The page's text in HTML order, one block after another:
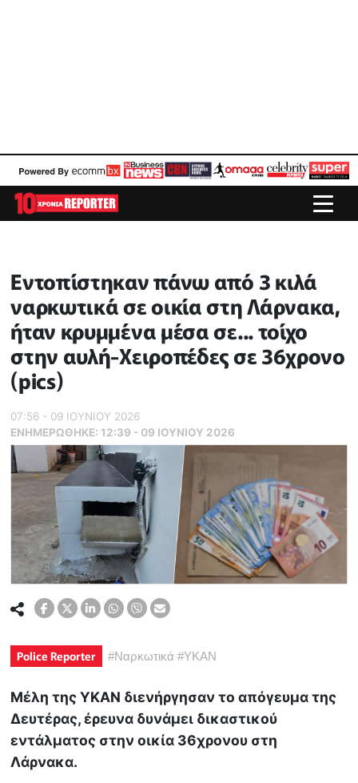
Εντοπίστηκαν πάνω από 3 κιλά
ναρκωτικά σε οικία στη Λάρνακα,
ήταν κρυμμένα μέσα σε... τοίχο
στην αυλή-Χειροπέδες σε 36χρονο
(pics)
07:56 - 09 ΙΟΥΝΙΟΥ 2026
ΕΝΗΜΕΡΏΘΗΚΕ: 12:39 - 09 ΙΟΥΝΙΟΥ 2026
Police Reporter #Ναρκωτικά #ΥΚΑΝ
Μέλη της ΥΚΑΝ διενήργησαν το απόγευμα της
Δευτέρας, έρευνα δυνάμει δικαστικού
εντάλματος στην οικία 36χρονου στη
Λάρνακα.